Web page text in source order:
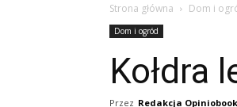
Strona główna Dom i
Dom i ogród
Kołdra
Przez Redakcja